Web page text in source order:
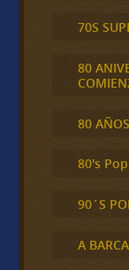
70S
80
80
80's
90´S
A